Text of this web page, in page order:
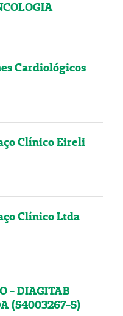
Cardiológicos
Clínico Eireli
Clínico Ltda
- DIAGITAB
(54003267-5)